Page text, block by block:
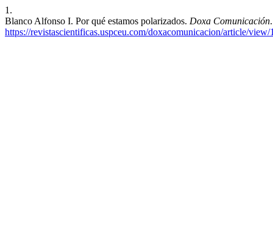
1.
Blanco Alfonso I. Por qué estamos polarizados. Doxa Comunicación
https://revistascientificas.uspceu.com/doxacomunicacion/article/view/